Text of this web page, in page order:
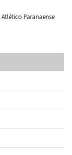
Paranaense